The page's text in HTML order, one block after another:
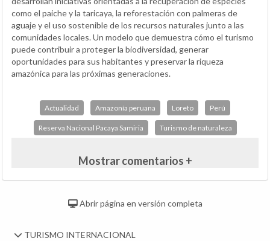
como el paiche y la taricaya, la reforestación con palmeras de
aguaje y el uso sostenible de los recursos naturales junto a las
comunidades locales. Un modelo que demuestra cómo el turismo
puede contribuir a proteger la biodiversidad, generar
oportunidades para sus habitantes y preservar la riqueza
amazónica para las próximas generaciones.
Actualidad Amazonía peruana Loreto Perú
Reserva Nacional Pacaya Samiria Turismo de naturaleza
Mostrar comentarios +
Abrir página en versión completa
TURISMO INTERNACIONAL